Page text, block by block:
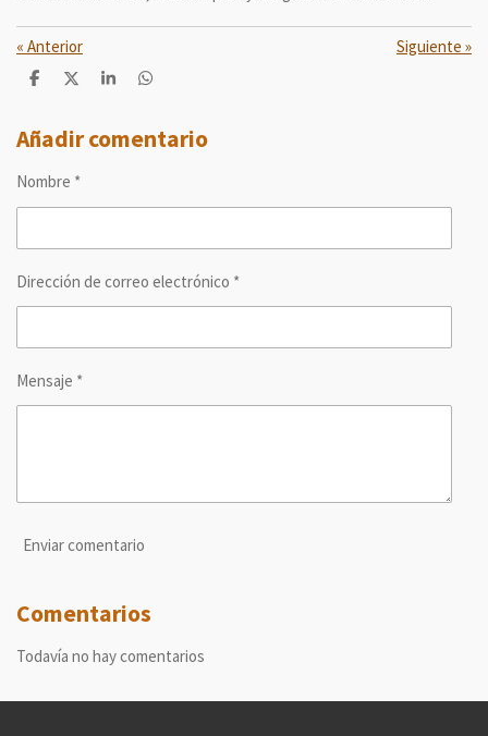
« Anterior Siguiente »
C
p
a
t
C
p
a
C
p
a
C
p
a
Añadir comentario
Nombre *
Dirección de correo electrónico *
Mensaje *
Enviar comentario
Comentarios
Todavía no hay comentarios